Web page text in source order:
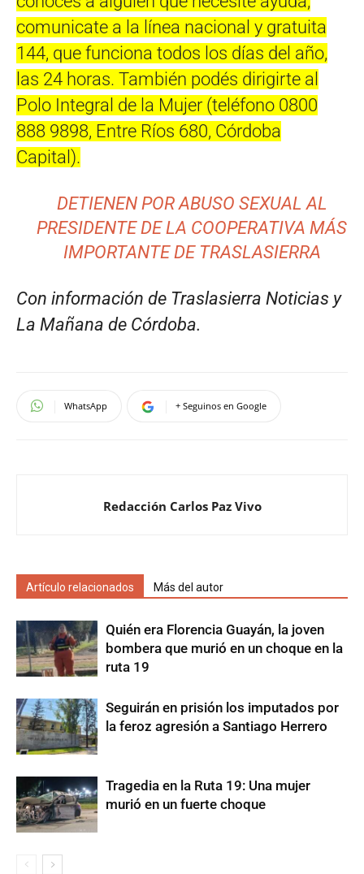
comunicate a la línea nacional y gratuita
144, que funciona todos los días del año,
las 24 horas. También podés dirigirte al
Polo Integral de la Mujer (teléfono 0800
888 9898, Entre Ríos 680, Córdoba
Capital).
DETIENEN POR ABUSO SEXUAL AL
PRESIDENTE DE LA COOPERATIVA MÁS
IMPORTANTE DE TRASLASIERRA
Con información de Traslasierra Noticias y
La Mañana de Córdoba.
WhatsApp + Seguinos en Google
Redacción Carlos Paz Vivo
Artículo relacionados Más del autor
Quién era Florencia Guayán, la joven
bombera que murió en un choque en la
ruta 19
Seguirán en prisión los imputados por
la feroz agresión a Santiago Herrero
Tragedia en la Ruta 19: Una mujer
murió en un fuerte choque